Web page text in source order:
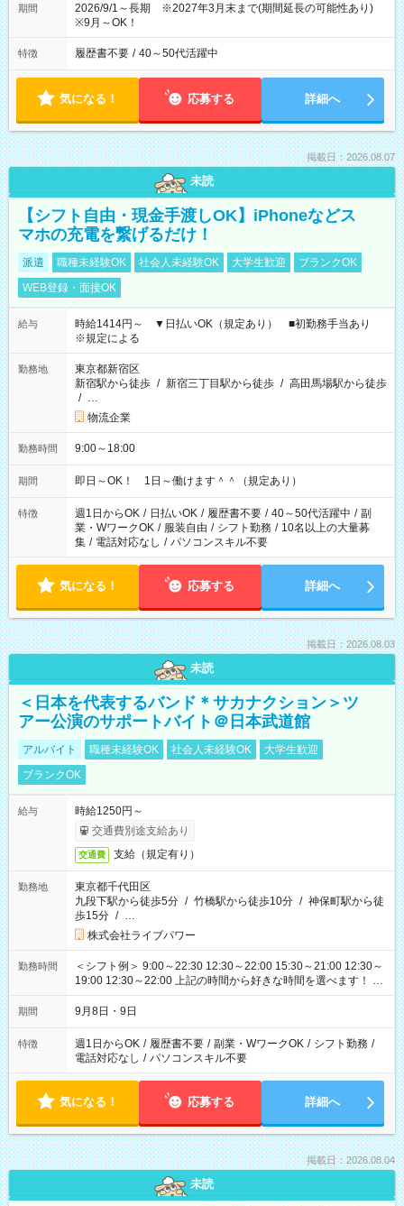
期間
2026/9/1～長期 ※2027年3月末まで(期間延長の可能性あり)
※9月～OK！
特徴 履歴書不要 / 40～50代活躍中
気になる！ 応募する 詳細へ
掲載日：2026.08.07
未読
【シフト自由・現金手渡しOK】iPhoneなどス
マホの充電を繋げるだけ！
派遣 職種未経験OK 社会人未経験OK 大学生歓迎
ブランクOK
WEB登録・面接OK
給与
時給1414円～ ▼日払いOK（規定あり） ■初勤務手当あり
※規定による
勤務地
東京都新宿区
新宿駅から徒歩 / 新宿三丁目駅から徒歩 / 高田馬場駅から徒歩
/ …
物流企業
勤務時間 9:00～18:00
期間 即日～OK！ 1日～働けます＾＾（規定あり）
特徴 週1日からOK / 日払いOK / 履歴書不要 / 40～50代活躍中 / 副
業・WワークOK / 服装自由 / シフト勤務 / 10名以上の大量募
集 / 電話対応なし / パソコンスキル不要
気になる！ 応募する 詳細へ
掲載日：2026.08.03
未読
＜日本を代表するバンド＊サカナクション＞ツ
アー公演のサポートバイト＠日本武道館
アルバイト 職種未経験OK 社会人未経験OK
大学生歓迎
ブランクOK
給与
時給1250円～
交通費別途支給あり
交通費 支給（規定有り）
勤務地
東京都千代田区
九段下駅から徒歩5分 / 竹橋駅から徒歩10分 / 神保町駅から徒
歩15分 / …
株式会社ライブパワー
勤務時間
＜シフト例＞ 9:00～22:30 12:30～22:00 15:30～21:00 12:30～
19:00 12:30～22:00 上記の時間から好きな時間を選べます！ ※
時間は変更となる可能性があります
期間 9月8日・9日
特徴 週1日からOK / 履歴書不要 / 副業・WワークOK / シフト勤務 /
電話対応なし / パソコンスキル不要
気になる！ 応募する 詳細へ
掲載日：2026.08.04
未読